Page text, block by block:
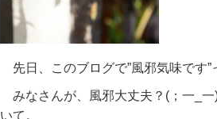
先日、このブログで”風邪気味です”
みなさんが、風邪大丈夫？(；一_
いて。